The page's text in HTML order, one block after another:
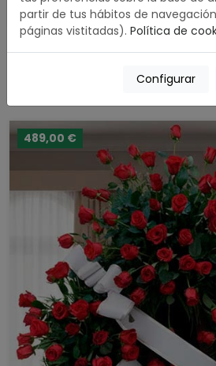
Corona Funeraria cabezal
489,00 €
partir de tus hábitos de
páginas vistitadas). Política de
Configurar